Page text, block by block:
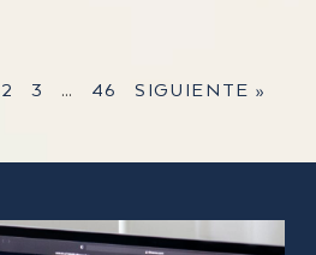
2 3 … 46 SIGUIENTE »